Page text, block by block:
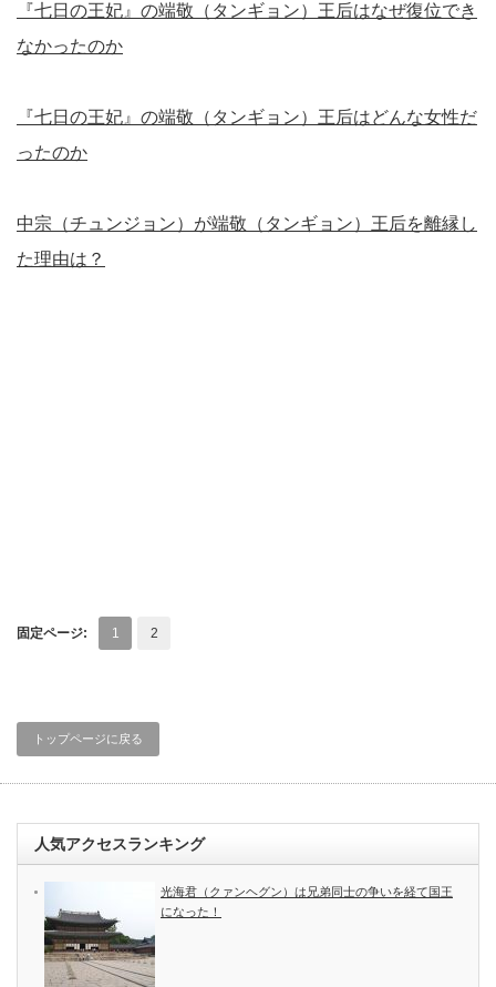
『七日の王妃』の端敬（タンギョン）王后はなぜ復位でき
なかったのか
『七日の王妃』の端敬（タンギョン）王后はどんな女性だ
ったのか
中宗（チュンジョン）が端敬（タンギョン）王后を離縁し
た理由は？
固定ページ: 1 2
トップページに戻る
人気アクセスランキング
光海君（クァンヘグン）は兄弟同士の争いを経て国王
になった！